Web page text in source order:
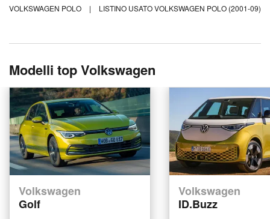
VOLKSWAGEN POLO
| LISTINO USATO VOLKSWAGEN POLO (2001-09)
Modelli top Volkswagen
Volkswagen
Golf
Volkswagen
ID.Buzz